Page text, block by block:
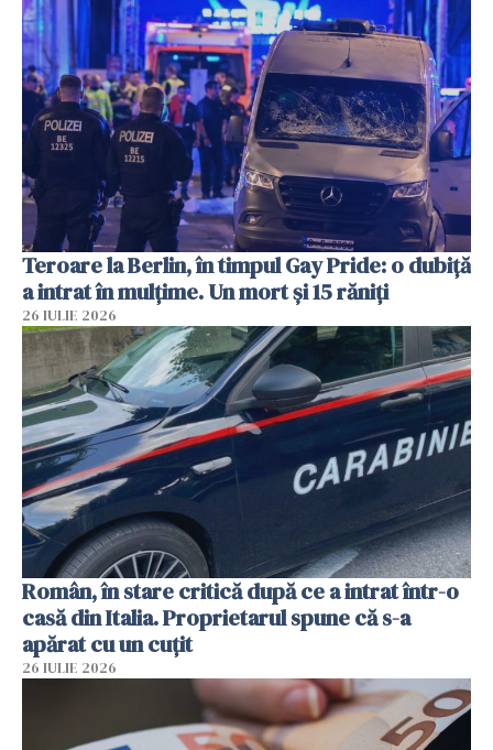
Teroare la Berlin, în timpul Gay Pride: o dubiță
a intrat în mulțime. Un mort și 15 răniți
26 IULIE 2026
Român, în stare critică după ce a intrat într-o
casă din Italia. Proprietarul spune că s-a
apărat cu un cuțit
26 IULIE 2026